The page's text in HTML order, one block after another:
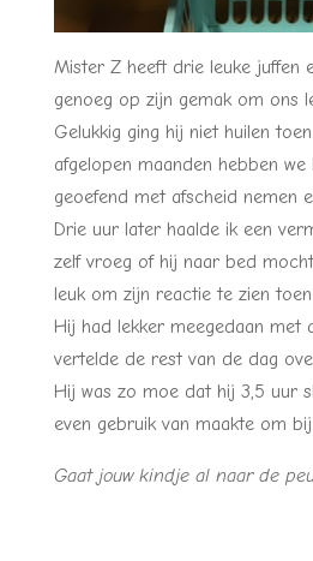
Mister Z heeft drie leuke juffen
genoeg op zijn gemak om ons
Gelukkig ging hij niet huilen
afgelopen maanden hebben we
geoefend met afscheid nemen
Drie uur later haalde ik een
zelf vroeg of hij naar bed
leuk om zijn reactie te zien
Hij had lekker meegedaan met
vertelde de rest van de dag
Hij was zo moe dat hij 3,5 uur
even gebruik van maakte om
Gaat jouw kindje al naar de